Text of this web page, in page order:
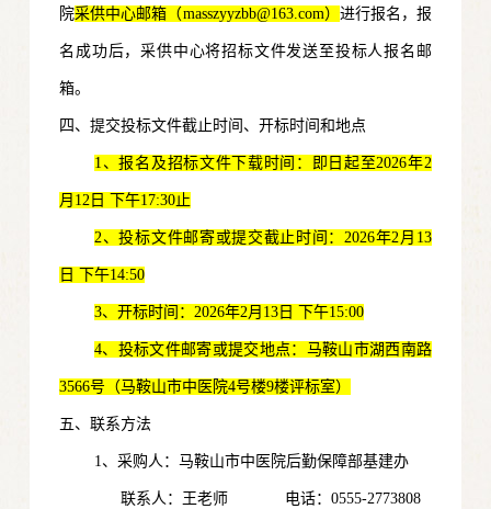
院采供中心邮箱（masszyyzbb@163.com） 进行报名，报
名成功后，采供中心将招标文件发送至投标人报名邮
箱。
四、提交投标文件截止时间、开标时间和地点
1、报名及招标文件下载时间：即日起至2026年2
月12日 下午17:30止
2、投标文件邮寄或提交截止时间：2026年2月13
日 下午14:50
3、开标时间：2026年2月13日 下午15:00
4、投标文件邮寄或提交地点：马鞍山市湖西南路
3566号（马鞍山市中医院4号楼9楼评标室）
五、联系方法
1、采购人：马鞍山市中医院后勤保障部基建办
联系人：王老师 电话：0555-2773808